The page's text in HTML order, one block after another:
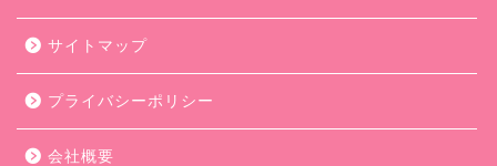
サイトマップ
プライバシーポリシー
会社概要